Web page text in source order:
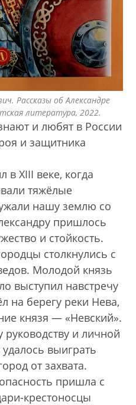
Рассказы об Александре
литература, 2022.
и любят в России
и защитника
в XIII веке, когда
тяжёлые
нашу землю со
пришлось
и стойкость.
столкнулись с
Молодой князь
выступил навстречу
на берегу реки Нева,
князя — «Невский».
и личной
выиграть
от захвата.
пришла с
крестоносцы